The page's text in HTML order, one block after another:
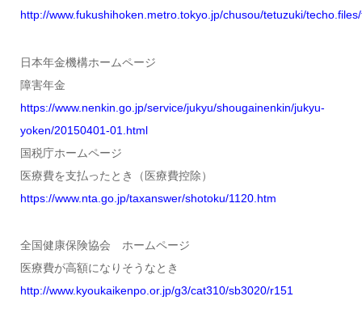
http://www.fukushihoken.metro.tokyo.jp/chusou/tetuzuki/
日本年金機構ホームページ
障害年金
https://www.nenkin.go.jp/service/jukyu/shougainenkin/jukyu-
yoken/20150401-01.html
国税庁ホームページ
医療費を支払ったとき（医療費控除）
https://www.nta.go.jp/taxanswer/shotoku/1120.htm
全国健康保険協会 ホームページ
医療費が高額になりそうなとき
http://www.kyoukaikenpo.or.jp/g3/cat310/sb3020/r151